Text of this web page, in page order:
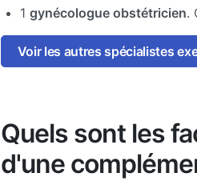
1 gynécologue obstétricien.
Voir les autres spécialistes
Quels sont les
d'une